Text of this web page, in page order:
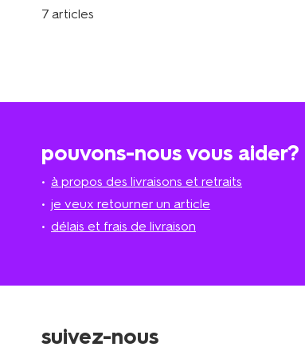
7 articles
pouvons-nous vous aider?
à propos des livraisons et retraits
je veux retourner un article
délais et frais de livraison
suivez-nous